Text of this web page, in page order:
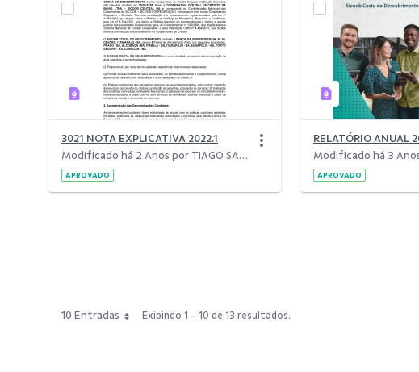
3021 NOTA EXPLICATIVA 2022.1
Modificado há 2 Anos por TIAGO SANTOS TAMANDARÉ.
APROVADO APROVADO
10 Entradas Exibindo 1 - 10 de 13 resultados.